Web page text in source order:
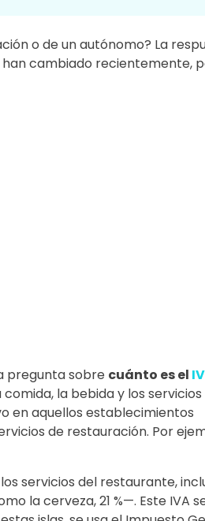
o de un autónomo? La
cambiado recientemente,
pregunta sobre cuánto es el
la bebida y los servicios
en aquellos establecimientos
de restauración. Por
servicios del restaurante,
la cerveza, 21 %—. Este IVA